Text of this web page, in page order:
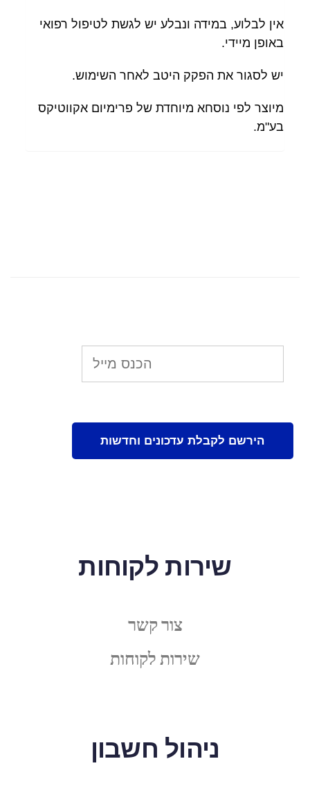
אין לבלוע, במידה ונבלע יש לגשת לטיפול רפואי
באופן מיידי.
יש לסגור את הפקק היטב לאחר השימוש.
מיוצר לפי נוסחא מיוחדת של פרימיום אקווטיקס
בע"מ.
שירות לקוחות
צור קשר
שירות לקוחות
ניהול חשבון